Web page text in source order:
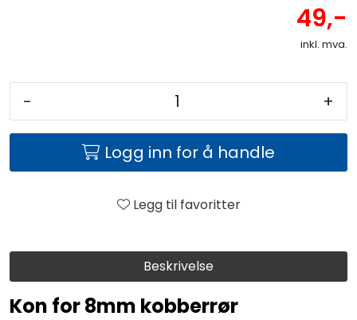
Beskrivelse
Kon for 8mm kobberrør
49,-
inkl. mva.
- +
Logg inn for å handle
Legg til favoritter